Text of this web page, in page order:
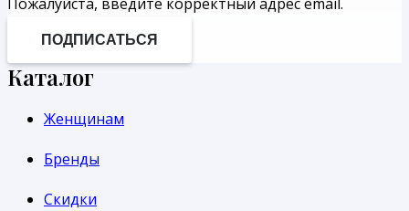
ПОДПИСАТЬСЯ
Каталог
Женщинам
Бренды
Скидки